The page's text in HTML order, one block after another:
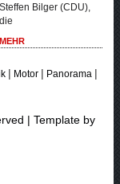
Steffen Bilger (CDU),
die
MEHR
| Motor| Panorama|
| Template by